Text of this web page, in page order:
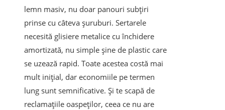
lemn masiv, nu doar panouri subțiri
prinse cu câteva șuruburi. Sertarele
necesită glisiere metalice cu închidere
amortizată, nu simple șine de plastic care
se uzează rapid. Toate acestea costă mai
mult inițial, dar economiile pe termen
lung sunt semnificative. Și te scapă de
reclamațiile oaspeților, ceea ce nu are